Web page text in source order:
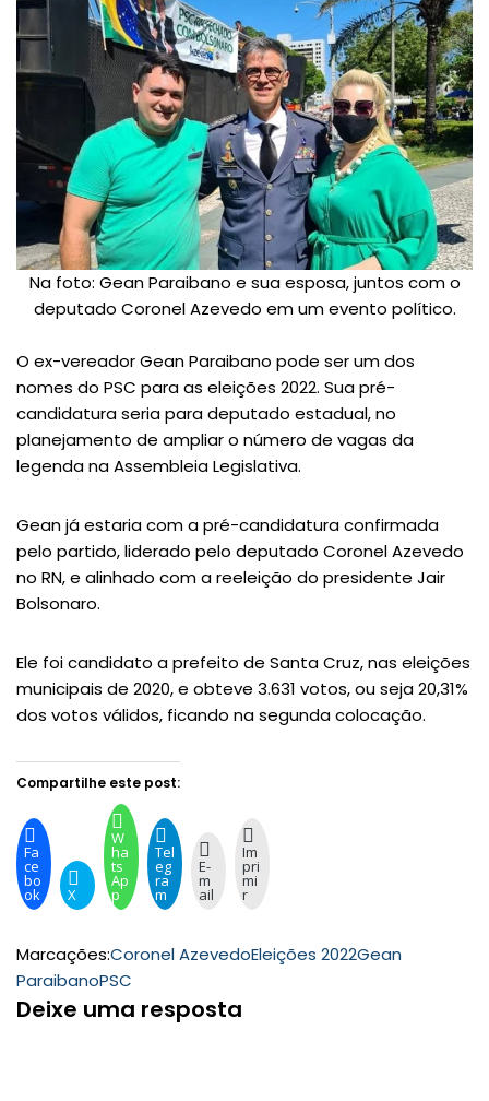
Na foto: Gean Paraibano e sua esposa, juntos com o
deputado Coronel Azevedo em um evento político.
O ex-vereador Gean Paraibano pode ser um dos
nomes do PSC para as eleições 2022. Sua pré-
candidatura seria para deputado estadual, no
planejamento de ampliar o número de vagas da
legenda na Assembleia Legislativa.
Gean já estaria com a pré-candidatura confirmada
pelo partido, liderado pelo deputado Coronel Azevedo
no RN, e alinhado com a reeleição do presidente Jair
Bolsonaro.
Ele foi candidato a prefeito de Santa Cruz, nas eleições
municipais de 2020, e obteve 3.631 votos, ou seja 20,31%
dos votos válidos, ficando na segunda colocação.
Compartilhe este post:
Fa
ce
bo
ok X
W
ha
ts
Ap
p
Tel
eg
ra
m
E-
m
ail
Im
pri
mi
r
Marcações:Coronel AzevedoEleições 2022Gean
ParaibanoPSC
Deixe uma resposta